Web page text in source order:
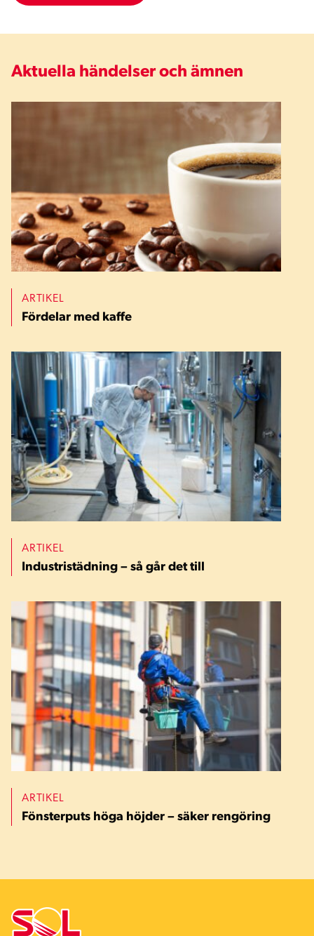
Aktuella händelser och ämnen
ARTIKEL
Fördelar med kaffe
ARTIKEL
Industristädning – så går det till
ARTIKEL
Fönsterputs höga höjder – säker rengöring